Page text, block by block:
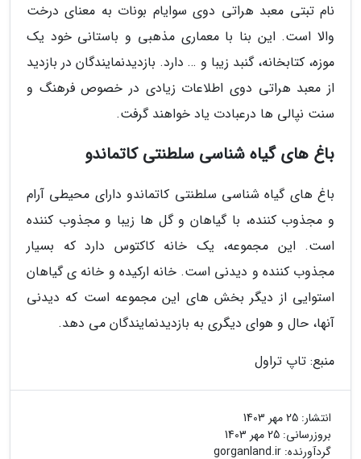
نام تبتی معبد هراتی دوی سوایام بونات به معنای درخت
والا است. این بنا با معماری مذهبی و باستانی خود یک
موزه، کتابخانه، گنبد زیبا و … دارد. بازدیدنمایندگان در بازدید
از معبد هراتی دوی اطلاعات زیادی در خصوص فرهنگ و
سنت نپالی ها درعبادت یاد خواهند گرفت.
باغ های گیاه شناسی سلطنتی کاتماندو
باغ های گیاه شناسی سلطنتی کاتماندو دارای محیطی آرام
و مجذوب کننده، با گیاهان و گل ها زیبا و مجذوب کننده
است. این مجموعه، یک خانه کاکتوس دارد که بسیار
مجذوب کننده و دیدنی است. خانه ارکیده و خانه ی گیاهان
استوایی از دیگر بخش های این مجموعه است که دیدنی
آنها، حال و هوای دیگری به بازدیدنمایندگان می دهد.
منبع: تاپ تراول
انتشار: 25 مهر 1403
بروزرسانی: 25 مهر 1403
گردآورنده: gorganland.ir